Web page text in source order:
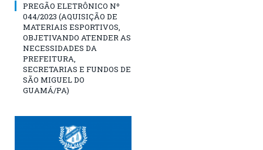
PREGÃO ELETRÔNICO Nº
044/2023 (AQUISIÇÃO DE
MATERIAIS ESPORTIVOS,
OBJETIVANDO ATENDER AS
NECESSIDADES DA
PREFEITURA,
SECRETARIAS E FUNDOS DE
SÃO MIGUEL DO
GUAMÁ/PA)